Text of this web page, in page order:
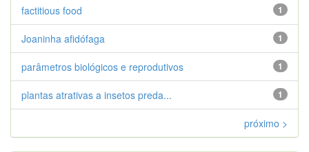
1
factitious food
1
Joaninha afidófaga
1
parâmetros biológicos e reprodutivos
1
plantas atrativas a insetos preda...
próximo >